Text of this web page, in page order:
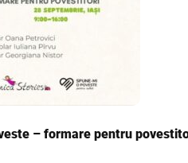
– formare pentru